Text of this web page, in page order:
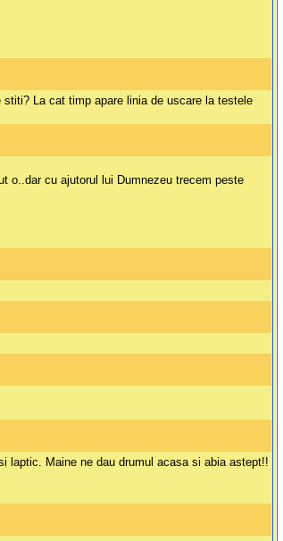
La cat timp apare linia de uscare la testele
o..dar cu ajutorul lui Dumnezeu trecem peste
laptic. Maine ne dau drumul acasa si abia astept!!